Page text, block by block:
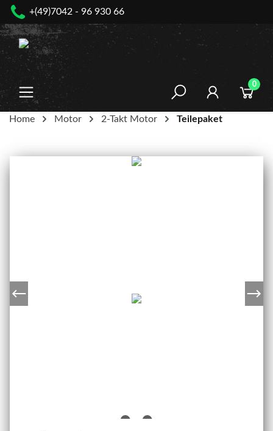
springen
+(49)7042 - 96 930 66
0
Home Motor 2-Takt Motor Teilepaket